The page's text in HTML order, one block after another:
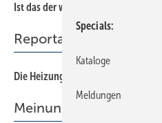
Ist das der wahre Heiz-Hammer?
Reportage
Die Heizungspreise sind zu hoch
Meinung
Specials
Kataloge
Meldungen